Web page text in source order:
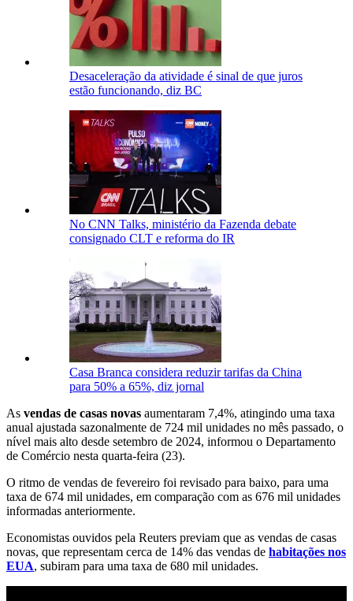
Desaceleração da atividade é sinal de que juros
estão funcionando, diz BC
No CNN Talks, ministério da Fazenda debate
consignado CLT e reforma do IR
Casa Branca considera reduzir tarifas da China
para 50% a 65%, diz jornal
As vendas de casas novas aumentaram 7,4%, atingindo uma taxa
anual ajustada sazonalmente de 724 mil unidades no mês passado, o
nível mais alto desde setembro de 2024, informou o Departamento
de Comércio nesta quarta-feira (23).
O ritmo de vendas de fevereiro foi revisado para baixo, para uma
taxa de 674 mil unidades, em comparação com as 676 mil unidades
informadas anteriormente.
Economistas ouvidos pela Reuters previam que as vendas de casas
novas, que representam cerca de 14% das vendas de habitações nos
EUA, subiram para uma taxa de 680 mil unidades.